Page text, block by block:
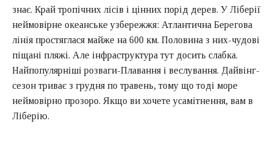
знає. Край тропічних лісів і цінних порід дерев. У Ліберії
неймовірне океанське узбережжя: Атлантична Берегова
лінія простяглася майже на 600 км. Половина з них-чудові
піщані пляжі. Але інфраструктура тут досить слабка.
Найпопулярніші розваги-Плавання і веслування. Дайвінг-
сезон триває з грудня по травень, тому що тоді море
неймовірно прозоро. Якщо ви хочете усамітнення, вам в
Ліберію.